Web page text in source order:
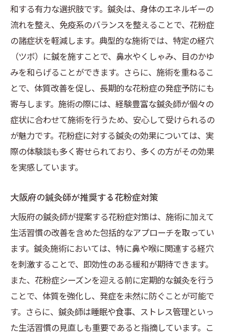
和する有力な選択肢です。鍼灸は、身体のエネルギーの
流れを整え、免疫系のバランスを整えることで、花粉症
の諸症状を軽減します。典型的な施術では、特定の経穴
（ツボ）に鍼を施すことで、鼻水やくしゃみ、目のかゆ
みを和らげることができます。さらに、施術を重ねるこ
とで、体質改善を促し、長期的な花粉症の発症予防にも
寄与します。施術の際には、経験豊富な鍼灸師が個々の
症状に合わせて施術を行うため、安心して受けられるの
が魅力です。花粉症に対する鍼灸の効果については、実
際の体験談も多く寄せられており、多くの方がその効果
を実感しています。
大阪府の鍼灸師が推奨する花粉症対策
大阪府の鍼灸師が提案する花粉症対策は、施術に加えて
生活習慣の改善を含めた包括的なアプローチを取ってい
ます。鍼灸施術においては、特に鼻や喉に関連する経穴
を刺激することで、即効性のある緩和が期待できます。
また、花粉症シーズンを迎える前に定期的な鍼灸を行う
ことで、体質を強化し、発症を未然に防ぐことが可能で
す。さらに、鍼灸師は睡眠や食事、ストレス管理といっ
た生活習慣の見直しも重要であると指摘しています。こ